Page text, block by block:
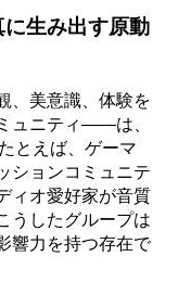
に生み出す原動
美意識、 体験を
ュニティ――は、
たと えば、 ゲーマ
ションコミュニテ
ィオ愛好家が音質
うしたグループは
響力を持つ存在で